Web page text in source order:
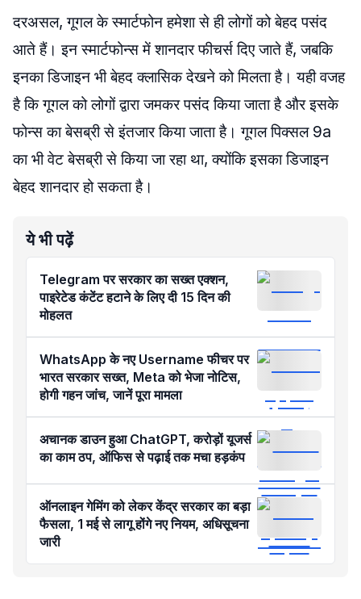
दरअसल, गूगल के स्मार्टफोन हमेशा से ही लोगों को बेहद पसंद
आते हैं। इन स्मार्टफोन्स में शानदार फीचर्स दिए जाते हैं, जबकि
इनका डिजाइन भी बेहद क्लासिक देखने को मिलता है। यही वजह
है कि गूगल को लोगों द्वारा जमकर पसंद किया जाता है और इसके
फोन्स का बेसब्री से इंतजार किया जाता है। गूगल पिक्सल 9a
का भी वेट बेसब्री से किया जा रहा था, क्योंकि इसका डिजाइन
बेहद शानदार हो सकता है।
ये भी पढ़ें
Telegram पर सरकार का सख्त एक्शन,
पाइरेटेड कंटेंट हटाने के लिए दी 15 दिन की
मोहलत
WhatsApp के नए Username फीचर पर
भारत सरकार सख्त, Meta को भेजा नोटिस,
होगी गहन जांच, जानें पूरा मामला
अचानक डाउन हुआ ChatGPT, करोड़ों यूजर्स
का काम ठप, ऑफिस से पढ़ाई तक मचा हड़कंप
ऑनलाइन गेमिंग को लेकर केंद्र सरकार का बड़ा
फैसला, 1 मई से लागू होंगे नए नियम, अधिसूचना
जारी